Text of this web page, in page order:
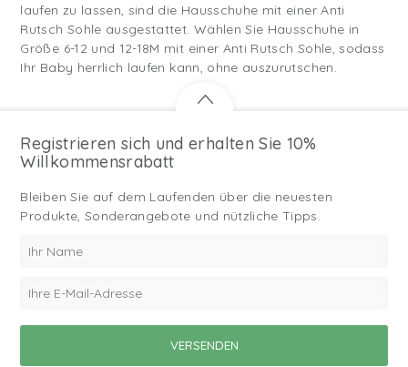
laufen zu lassen, sind die Hausschuhe mit einer Anti
Rutsch Sohle ausgestattet. Wählen Sie Hausschuhe in
Größe 6-12 und 12-18M mit einer Anti Rutsch Sohle, sodass
Ihr Baby herrlich laufen kann, ohne auszurutschen.
Registrieren sich und erhalten Sie 10%
Willkommensrabatt
Bleiben Sie auf dem Laufenden über die neuesten
Produkte, Sonderangebote und nützliche Tipps.